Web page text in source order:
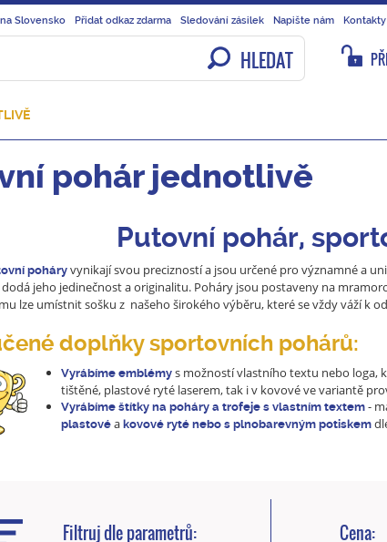
Slovensko Přidat odkaz zdarma Sledování zásilek Napište nám Kontakty
HLEDAT
pohár jednotlivě
Putovní pohár,
poháry vynikají svou precizností a jsou určené pro významné a
jeho jedinečnost a originalitu. Poháry jsou postaveny na
lze umístnit sošku z našeho širokého výběru, které se vždy váží k
doplňky sportovních pohárů:
Vyrábíme emblémy s možností vlastního textu nebo loga,
tištěné, plastové ryté laserem, tak i v kovové ve variantě
Vyrábíme štítky na poháry a trofeje s vlastním textem -
plastové a kovové ryté nebo s plnobarevným potiskem
Filtruj dle parametrů: Cena: